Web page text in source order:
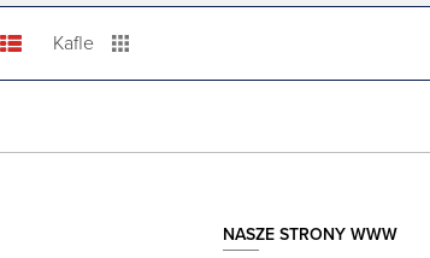
Kafle
NASZE STRONY WWW